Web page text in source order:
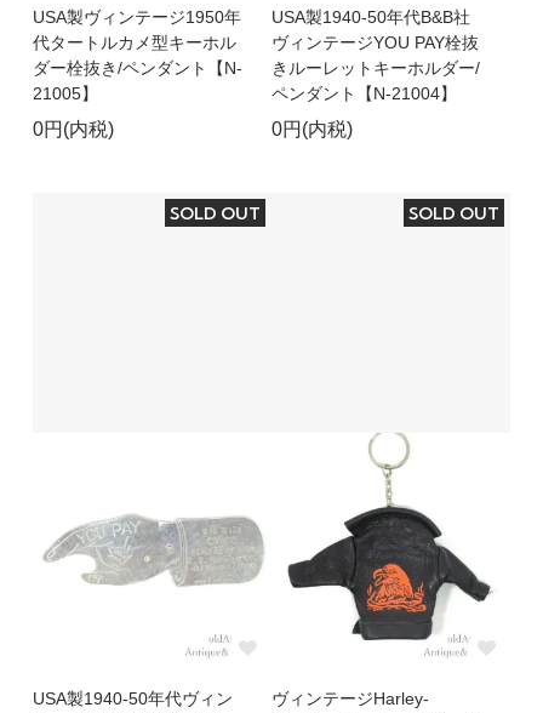
USA製ヴィンテージ1950年
代タートルカメ型キーホル
ダー栓抜き/ペンダント【N-
21005】
0円(内税)
USA製1940-50年代B&B社
ヴィンテージYOU PAY栓抜
きルーレットキーホルダー/
ペンダント【N-21004】
0円(内税)
SOLD OUT
USA製1940-50年代ヴィン
SOLD OUT
ヴィンテージHarley-